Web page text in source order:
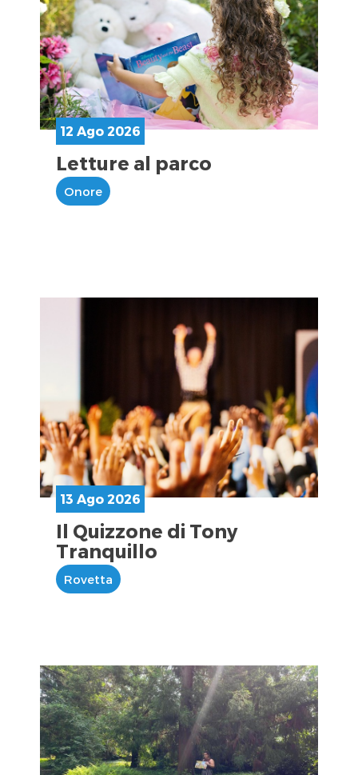
12 Ago 2026
Letture al parco
Onore
13 Ago 2026
Il Quizzone di Tony
Tranquillo
Rovetta